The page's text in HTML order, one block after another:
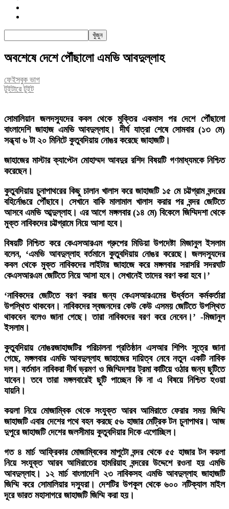
অবশেষে দেশে পৌঁছালো এমভি আবদুল্লাহ
ফেইসবুক ভাগ
টুইটারে টুইট
সোমালিয়ান জলদস্যুদের কবল থেকে মুক্তির একমাস পর দেশে পৌঁছালো
বাংলাদেশি জাহাজ এমভি আবদুল্লাহ। দীর্ঘ যাত্রা শেষে সোমবার (১৩ মে)
সন্ধ্যা ৬ টা ২০ মিনিটে কুতুবদিয়ায় নোঙর করেছে জাহাজটি।
জাহাজের মাস্টার ক্যাপ্টেন মোহাম্মদ আবদুর রশিদ বিষয়টি গণমাধ্যমকে নিশ্চিত
করেছেন।
কুতুবদিয়ায় চুনাপাথরের কিছু চালান খালাস করে জাহাজটি ১৫ মে চট্টগ্রাম বন্দরের
বহির্নোঙরে পৌঁছাবে। সেখানে বাকি মালামাল খালাস করার পর বন্দর জেটিতে
আসবে এমভি আব্দুল্লাহ। এর আগে মঙ্গলবার (১৪ মে) বিকেলে জিম্মিদশা থেকে
মুক্ত নাবিকদের চট্টগ্রামে নিয়ে আসা হবে।
বিষয়টি নিশ্চিত করে কেএসআরএম গ্রুপের মিডিয়া উপদেষ্টা মিজানুল ইসলাম
বলেন, ‘এমভি আবদুল্লাহ বর্তমানে কুতুবদিয়ায় নোঙর করেছে। জলদস্যুদের
কবল থেকে মুক্ত নাবিকদের লাইটার জাহাজে করে মঙ্গলবার সরাসরি সদরঘাট
কেএসআরএম জেটিতে নিয়ে আসা হবে। সেখানেই তাদের বরণ করা হবে।’
‘নাবিকদের জেটিতে বরণ করার জন্য কেএসআরএমের ঊর্ধ্বতন কর্মকর্তারা
উপস্থিত থাকবেন। নাবিকদের স্বজনদের কেউ কেউ এসময় জেটিতে উপস্থিত
থাকবেন বলেও জানা গেছে। তারা নাবিকদের বরণ করে নেবেন।’ -মিজানুল
ইসলাম।
কুতুবদিয়ায় নোঙরজাহাজটির পরিচালনা প্রতিষ্ঠান এসআর শিপিং সূত্রে জানা
গেছে, মঙ্গলবার এমভি আবদুল্লাহ জাহাজের দায়িত্ব নেবে নতুন একটি নাবিক
দল। বর্তমান নাবিকরা দীর্ঘ ভ্রমণ ও জিম্মিদশার ট্রমা কাটিয়ে ওঠার জন্য ছুটিতে
যাবেন। তবে তারা মঙ্গলবারেই ছুটি পাচ্ছেন কি না এ বিষয়ে নিশ্চিত হওয়া
যায়নি।
কয়লা নিয়ে মোজাম্বিক থেকে সংযুক্ত আরব আমিরাতে ফেরার সময় জিম্মি
জাহাজটি এবার দেশের পথে বহন করছে ৫৬ হাজার মেট্রিক টন চুনাপাথর। আজ
দুপুরে জাহাজটি দেশের জলসীমায় কুতুবদিয়ার দিকে এগোচ্ছিল।
গত ৪ মার্চ আফ্রিকার মোজাম্বিকের মাপুটো বন্দর থেকে ৫৫ হাজার টন কয়লা
নিয়ে সংযুক্ত আরব আমিরাতের হামরিয়াহ বন্দরের উদ্দেশে রওনা হয় এমভি
আবদুল্লাহ। ১২ মার্চ বাংলাদেশি ২৩ নাবিকসহ এমভি আবদুল্লাহ জাহাজটি
জিম্মি করে সোমালিয়ার দস্যুরা। দেশটির উপকূল থেকে ৬০০ নটিক্যাল মাইল
দূরে ভারত মহাসাগরে জাহাজটি জিম্মি করা হয়।